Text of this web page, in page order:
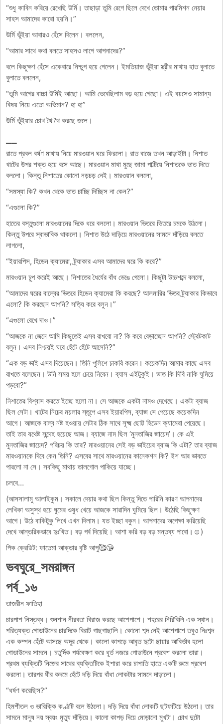
“শুধু কাবিন করিয়ে রেখেছি উর্মি। তাছাড়া তুমি রেগে ছিলে দেখে তোমার পারমিশন নেয়ার
সাহস আমাদের কারো হয়নি।”
উর্মি ভুঁইয়া আবারও হেঁসে দিলেন। বললেন,
“আমার সাথে কথা বলতে সাহসও লাগে আপনাদের?”
বলে কিছুক্ষণ হেঁসে একেবারে নিশ্চুপ হয়ে গেলেন। ইমতিয়াজ ভুঁইয়া স্ত্রীর মাথায় হাত বুলাতে
বুলাতে বললেন,
“তুমি আগের বাচ্চা উর্মিই আছো। আমি ভেবেছিলাম বড় হয়ে গেছো। এই বয়সেও সামান্য
বিষয় নিয়ে এতো অভিমান? হা হা”
উর্মি ভুঁইয়ার চোখ থৈ থৈ করছে জলে।
রাতে প্রবল বর্ষণ মাথায় নিয়ে মারওয়ান ঘরে ফিরলো। রাত বাজে তখন আড়াইটা। নিশাত
খাটের উপর শক্ত হয়ে বসে আছে। মারওয়ান মাথা মুছে জামা পাল্টিয়ে নিশাতকে ভাত দিতে
বললো। কিন্তু নিশাতের কোনো নড়চড় নেই। মারওয়ান বললো,
“সমস্যা কি? কখন থেকে ভাত চাচ্ছি দিচ্ছিস না কেন?”
“এগুলো কি?”
হাতের বস্তুগুলো মারওয়ানের দিকে ধরে বললো। মারওয়ান ভিতরে ভিতরে চমকে উঠলো।
কিন্তু উপরে স্বাভাবিক থাকলো। নিশাত উঠে দাড়িয়ে মারওয়ানের সামনে দাঁড়িয়ে বলতে
লাগলো,
“ইয়ারপিস, হিডেন ক্যামেরা, ট্র্যাকার এসব আমাদের ঘরে কি করে?”
মারওয়ান চুপ করেই আছে। নিশাতের ধৈর্যের বাঁধ ভেঙে গেলো। কিছুটা উচ্চশব্দে বললো,
“আমাদের ঘরের বাল্বের ভিতরে হিডেন ক্যামেরা কি করছে? আলমারির ভিতর ট্র্যাকার কিভাবে
এলো? কি করছেন আপনি? সত্যি করে বলুন।”
“এগুলো রেখে দাও।”
“আজকে না জেনে আমি কিছুতেই এসব রাখবো না? কি করে বেড়াচ্ছেন আপনি? স্ট্রেটকাট
বলুন। এসব নিশ্চয়ই ঘরে হেঁটে হেঁটে আসেনি?”
“এক বড় ভাই এসব দিয়েছেন। তিনি পুলিশে চাকরি করেন। কয়েকদিন আমার কাছে এসব
রাখতে বলেছেন। উনি সময় হলে চেয়ে নিবেন। ব্যাস এইটুকুই। ভাত কি দিবি নাকি ঘুমিয়ে
পড়বো?”
নিশাতের বিশ্বাস করতে ইচ্ছে হলো না। সে আজকে একটা নামও দেখেছে। একটা ব্যাজ
ছিল সেটা। খাটের নিচের ময়লার স্তূপে এসব ইয়ারপিস, ব্যাজ সে পেয়েছে কয়েকদিন
আগে। আজকে বাল্ব নষ্ট হওয়ায় সেটার ঠিক সাথে সূক্ষ্ম ছোট্ট হিডেন ক্যামেরা পেয়েছে।
তাই তার যথেষ্ট সন্দেহ হয়েছে আজ। ব্যাজে নাম ছিল ‘মুনতাজির জায়েদ’। কে এই
মুনতাজির জায়েদ? পরিচয় কি তার? মারওয়ানের সেই বড় ভাইয়ের ব্যাজ কি এটা? তার ব্যাজ
মারওয়ানকে দিবে কেন তিনি? এসবের সাথে মারওয়ানের কানেকশন কি? ইশ আর ভাবতে
পারলো না সে। সবকিছু মাথায় তালগোল পাকিয়ে যাচ্ছে।
চলবে…
(আসসালামু আলাইকুম। সকালে দেয়ার কথা ছিল কিন্তু দিতে পারিনি কারণ আপনাদের
লেখিকা অসুস্থ হয়ে ঘুমের ওষুধ খেয়ে আজকে সারাদিন ঘুমিয়ে ছিল। উঠেছি কিছুক্ষণ
আগে। উঠে বাকিটুকু লিখে এখন দিলাম। যত ইচ্ছা বকুন। আপনাদের অপেক্ষা করিয়েছি
দেখে আন্তরিকভাবে দুঃখিত। বড় পর্ব দিয়েছি। আশা করি বড় বড় মন্তব্য পাবো।☺️)
পিক ক্রেডিট: ফাতেমা আক্তার বৃষ্টি আপু🥰😘
ভবঘুরে_সমরাঙ্গন
পর্ব_১৬
তাজরীন ফাতিহা
চারপাশ নিস্তব্ধ। শুনশান নীরবতা বিরাজ করছে আশেপাশে। শহরের নিরিবিলি এক স্থান।
পরিত্যক্ত গোডাউনের চারদিকে বিরাট গাছগাছালি। কোনো শব্দ নেই আশেপাশে তবুও নিঃশব্দ
এক কম্পন হেঁটে আসছে অদূর থেকে। কালো কাপড়ে আবৃত দুটো ছায়ার আবির্ভাব হলো
গোডাউনের সামনে। চতুর্দিক পর্যবেক্ষণ করে ধূর্ত নজরে গোডাউনে প্রবেশ করলো তারা।
প্রথম ব্যক্তিটি নিজের সাথের ব্যক্তিটিকে ইশারা করে চাপাতি হাতে একটি রুমে প্রবেশ
করলো। তারপর ধীর কদমে হেঁটে দড়ি দিয়ে বাঁধা লোকটার সামনে দাড়ালো।
“ধর্ষণ করেছিস?”
হিমশীতল ও ভারিক্কি কণ্ঠটি বলে উঠলো। দড়ি দিয়ে বাঁধা লোকটি ছটফটিয়ে উঠলো। তার
সামনে মানুষ নয় স্বয়ং মৃত্যু দাঁড়িয়ে। কালো কাপড় দিয়ে মোড়ানো মুখটা। চোখ দুটো